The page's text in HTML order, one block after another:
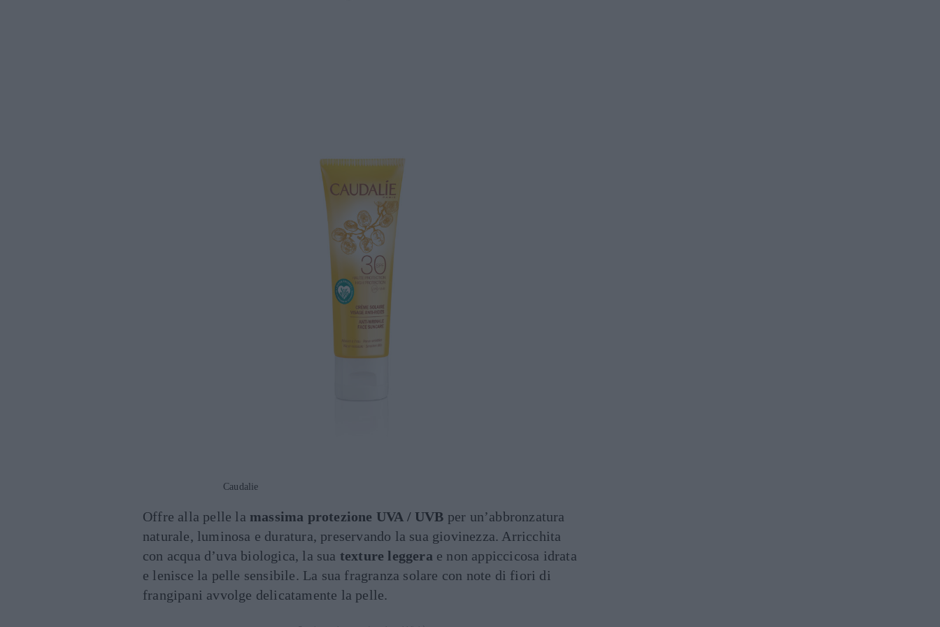
Caudalie
Offre alla pelle la massima protezione UVA / UVB per un’abbronzatura
naturale, luminosa e duratura, preservando la sua giovinezza. Arricchita
con acqua d’uva biologica, la sua texture leggera e non appiccicosa idrata
e lenisce la pelle sensibile. La sua fragranza solare con note di fiori di
frangipani avvolge delicatamente la pelle.